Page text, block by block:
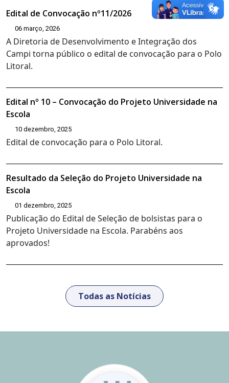
Edital de Convocação nº11/2026
06 março, 2026
A Diretoria de Desenvolvimento e Integração dos
Campi torna público o edital de convocação para o Polo
Litoral.
Edital nº 10 – Convocação do Projeto Universidade na
Escola
10 dezembro, 2025
Edital de convocação para o Polo Litoral.
Resultado da Seleção do Projeto Universidade na
Escola
01 dezembro, 2025
Publicação do Edital de Seleção de bolsistas para o
Projeto Universidade na Escola. Parabéns aos
aprovados!
Todas as Notícias